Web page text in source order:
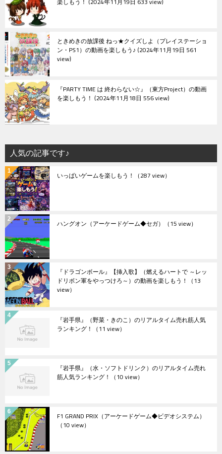
ときめきの放課後 ねっ★クイズしよ（プレイステーショ
ン・PS1）の動画を楽しもう♪ 2024年11月19日 561
view
『PARTY TIME は 終わらない☆』（東方Project）の動画
を楽しもう！ 2024年11月18日 556 view
人気の記事です♪
いっぱいゲームを楽しもう！ （287 view）
ハングオン（アーケードゲーム◆セガ） （15 view）
『ドラゴンボール』【挿入歌】（燃えるハートで ～レッ
ドリボン軍をやっつけろ～）の動画を楽しもう！ （13
view）
『岩手県』（野菜・きのこ）のリアルタイム売れ筋人気
ランキング！ （11 view）
『岩手県』（水・ソフトドリンク）のリアルタイム売れ
筋人気ランキング！ （10 view）
F1 GRAND PRIX（アーケードゲーム◆ビデオシステム）
（10 view）